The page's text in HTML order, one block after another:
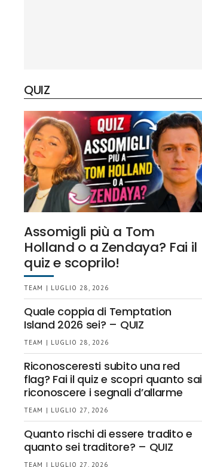
QUIZ
Assomigli più a Tom
Holland o a Zendaya? Fai il
quiz e scoprilo!
TEAM | LUGLIO 28, 2026
Quale coppia di Temptation
Island 2026 sei? – QUIZ
TEAM | LUGLIO 28, 2026
Riconosceresti subito una red
flag? Fai il quiz e scopri quanto sai
riconoscere i segnali d’allarme
TEAM | LUGLIO 27, 2026
Quanto rischi di essere tradito e
quanto sei traditore? – QUIZ
TEAM | LUGLIO 27, 2026